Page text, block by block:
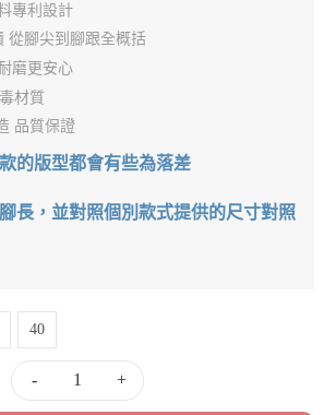
專利設計
從腳尖到腳跟全概括
磨更安心
材質
品質保證
的版型都會有些為落差
長，並對照個別款式提供的尺寸對照
40
- +